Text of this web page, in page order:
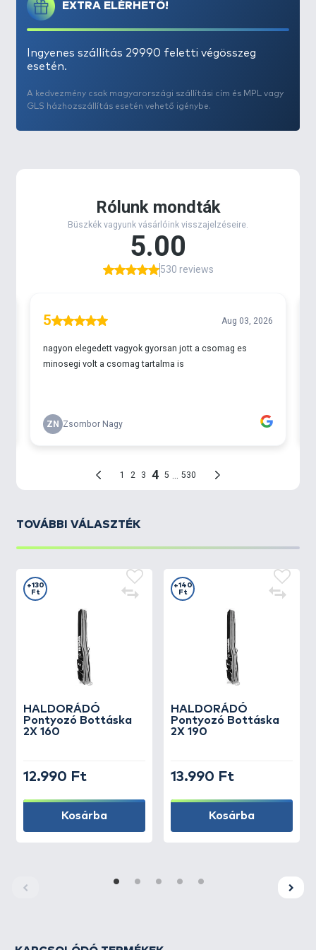
Mindkét botzsák típusnál a rekeszek között
válaszfalat talál. Ez megakadályozza a botok
összeverődését. A praktikus oldalzsebbe belefér az
összecsukott merítőháló és a botvillák is. Ezen kívül
Különösen nagy hangsúlyt fektettek a cipzárak
EXTRA ELÉRHETŐ!
Ingyenes szállítás 29990 feletti végösszeg
esetén.
A kedvezmény csak magyarországi szállítási cím és MPL vagy
GLS házhozszállítás esetén vehető igénybe.
TOVÁBBI VÁLASZTÉK
HALDORÁDÓ
Pontyozó Bottáska
2X 160
+130
Ft
12.990 Ft
Kosárba
HALDORÁDÓ
Pontyozó Bottáska
2X 190
+140
Ft
13.990 Ft
Kosárba